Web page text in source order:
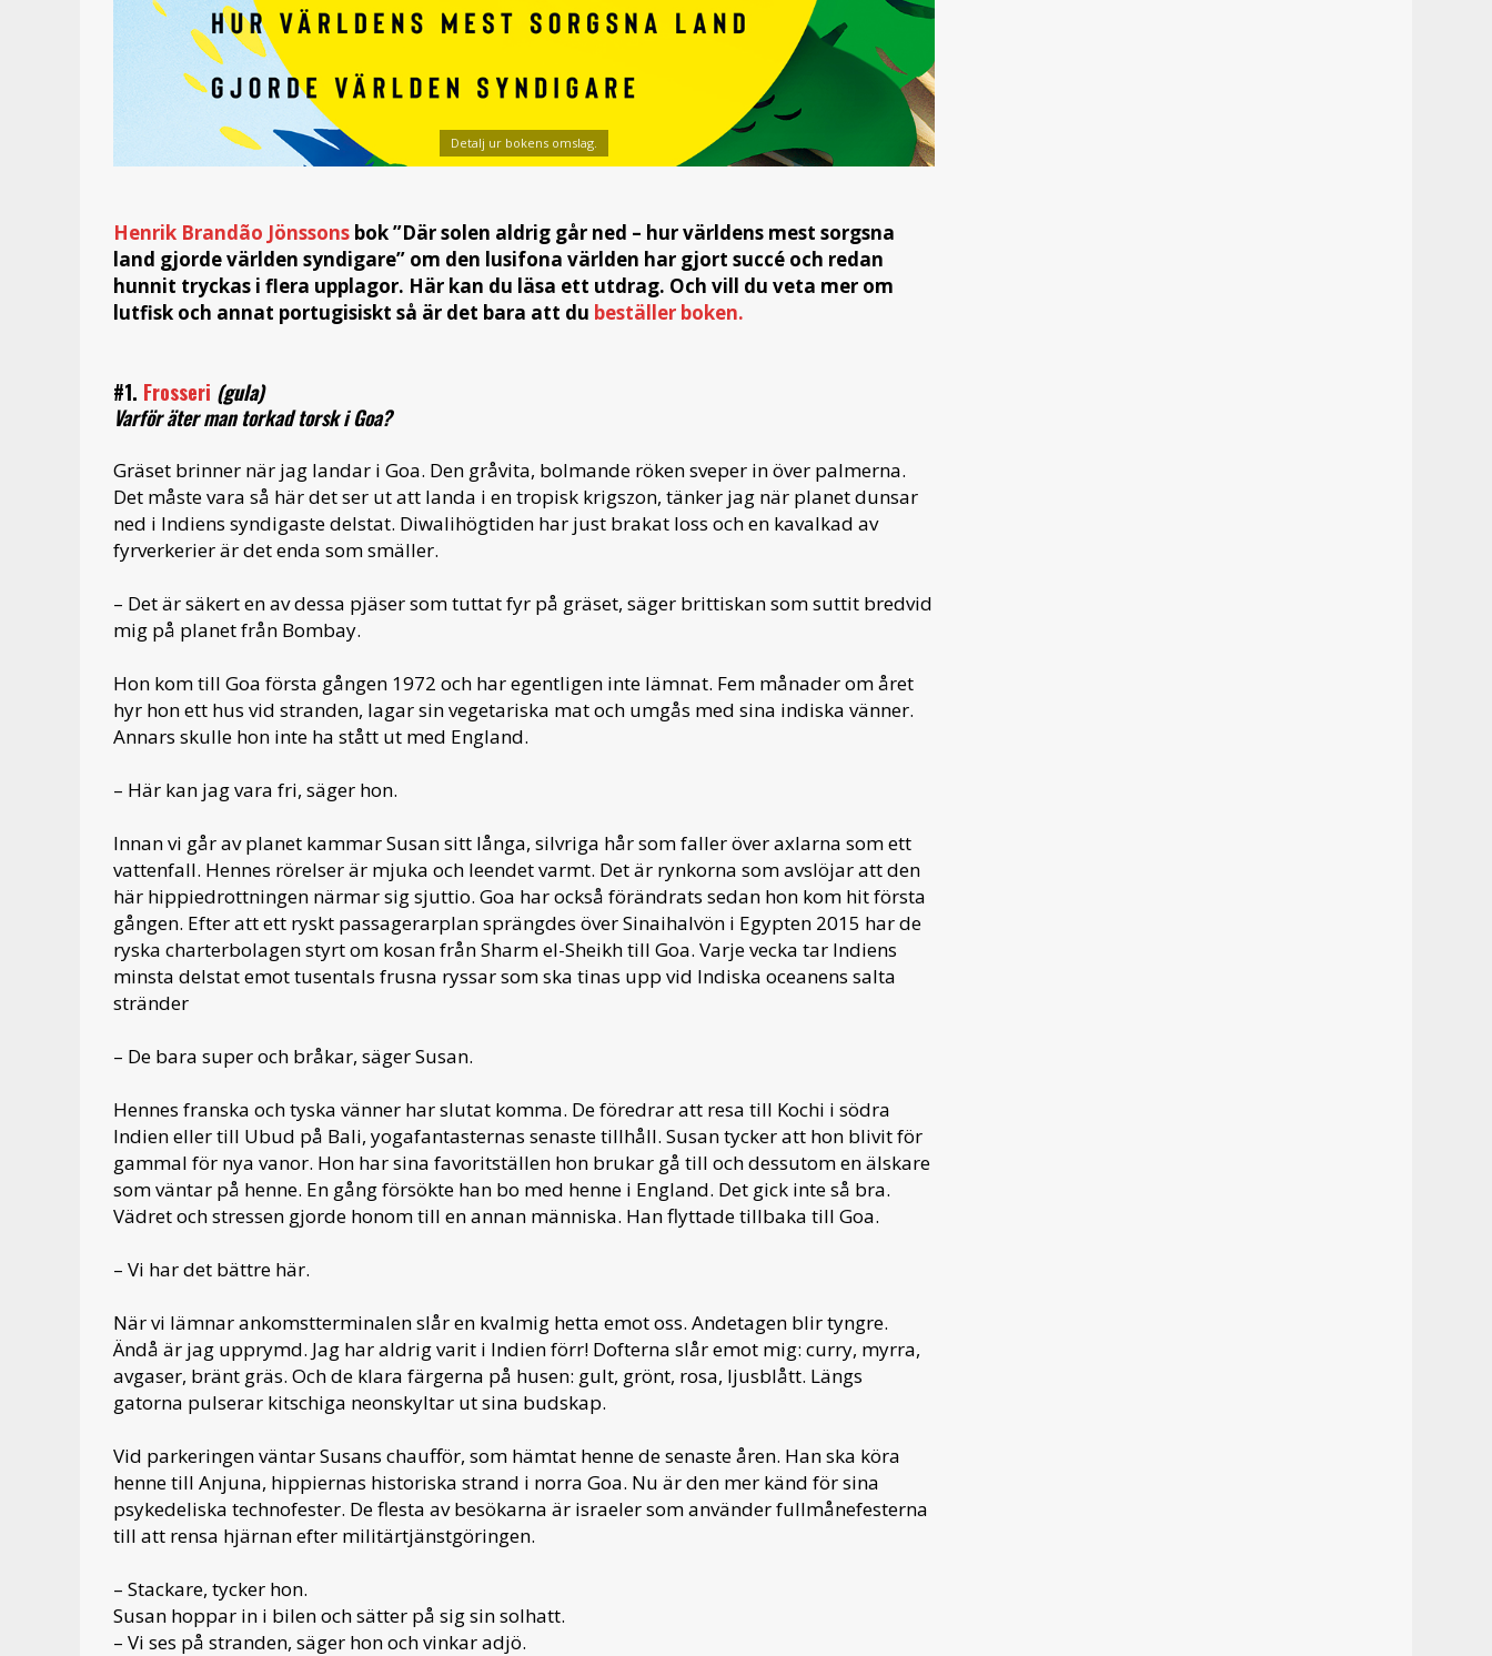
Detalj ur bokens omslag.
Henrik Brandão Jönssons bok ”Där solen aldrig går ned – hur världens mest sorgsna
land gjorde världen syndigare” om den lusifona världen har gjort succé och redan
hunnit tryckas i flera upplagor. Här kan du läsa ett utdrag. Och vill du veta mer om
lutfisk och annat portugisiskt så är det bara att du beställer boken.
#1. Frosseri (gula)
Varför äter man torkad torsk i Goa?
Gräset brinner när jag landar i Goa. Den gråvita, bolmande röken sveper in över palmerna.
Det måste vara så här det ser ut att landa i en tropisk krigszon, tänker jag när planet dunsar
ned i Indiens syndigaste delstat. Diwalihögtiden har just brakat loss och en kavalkad av
fyrverkerier är det enda som smäller.
– Det är säkert en av dessa pjäser som tuttat fyr på gräset, säger brittiskan som suttit bredvid
mig på planet från Bombay.
Hon kom till Goa första gången 1972 och har egentligen inte lämnat. Fem månader om året
hyr hon ett hus vid stranden, lagar sin vegetariska mat och umgås med sina indiska vänner.
Annars skulle hon inte ha stått ut med England.
– Här kan jag vara fri, säger hon.
Innan vi går av planet kammar Susan sitt långa, silvriga hår som faller över axlarna som ett
vattenfall. Hennes rörelser är mjuka och leendet varmt. Det är rynkorna som avslöjar att den
här hippiedrottningen närmar sig sjuttio. Goa har också förändrats sedan hon kom hit första
gången. Efter att ett ryskt passagerarplan sprängdes över Sinaihalvön i Egypten 2015 har de
ryska charterbolagen styrt om kosan från Sharm el-Sheikh till Goa. Varje vecka tar Indiens
minsta delstat emot tusentals frusna ryssar som ska tinas upp vid Indiska oceanens salta
stränder
– De bara super och bråkar, säger Susan.
Hennes franska och tyska vänner har slutat komma. De föredrar att resa till Kochi i södra
Indien eller till Ubud på Bali, yogafantasternas senaste tillhåll. Susan tycker att hon blivit för
gammal för nya vanor. Hon har sina favoritställen hon brukar gå till och dessutom en älskare
som väntar på henne. En gång försökte han bo med henne i England. Det gick inte så bra.
Vädret och stressen gjorde honom till en annan människa. Han flyttade tillbaka till Goa.
– Vi har det bättre här.
När vi lämnar ankomstterminalen slår en kvalmig hetta emot oss. Andetagen blir tyngre.
Ändå är jag upprymd. Jag har aldrig varit i Indien förr! Dofterna slår emot mig: curry, myrra,
avgaser, bränt gräs. Och de klara färgerna på husen: gult, grönt, rosa, ljusblått. Längs
gatorna pulserar kitschiga neonskyltar ut sina budskap.
Vid parkeringen väntar Susans chaufför, som hämtat henne de senaste åren. Han ska köra
henne till Anjuna, hippiernas historiska strand i norra Goa. Nu är den mer känd för sina
psykedeliska technofester. De flesta av besökarna är israeler som använder fullmånefesterna
till att rensa hjärnan efter militärtjänstgöringen.
– Stackare, tycker hon.
Susan hoppar in i bilen och sätter på sig sin solhatt.
– Vi ses på stranden, säger hon och vinkar adjö.